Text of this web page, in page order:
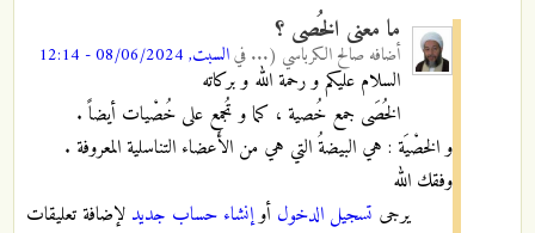
ما معنى الخُصى ؟
أضافه صالح الكرباسي (... فيالسبت, 08/06/2024 - 12:14
السلام عليكم و رحمة الله و بركاته
الخُصَى جمع خُصية ، كما و تُجمع على خُصْيات أيضاً .
و الخصْيَة : هي البيضةُ التي هي من الأَعضاء التناسلية المعروفة .
وفقك الله
يرجى تسجيل الدخول أوإنشاء حساب جديد لإضافة تعليقات